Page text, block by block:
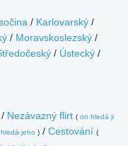
/ Karlovarský /
/ Moravskoslezský /
/ Ústecký /
/ Nezávazný flirt ( on hledá ji
jeho ) / Cestování (